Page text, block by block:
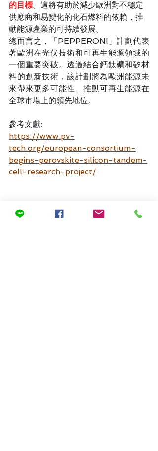
的目標。這將有助於減少歐洲對不穩定
供應商和易變化的化石燃料的依賴，推
動能源產業的可持續發展。
總而言之，「PEPPERONI」計劃代表
著歐洲在光伏技術和可再生能源領域的
一個重要突破。透過結合鈣鈦礦和矽材
料的創新技術，該計劃將為歐洲能源未
來帶來更多可能性，推動可再生能源在
全球市場上的領先地位。
參考文獻:
https://www.pv-
tech.org/european-consortium-
begins-perovskite-silicon-tandem-
cell-research-project/